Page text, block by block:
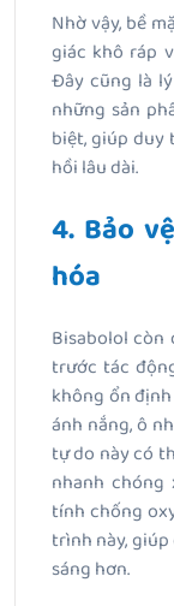
Nhờ vậy, bề
giác khô ráp
Đây cũng là
những sản
biệt, giúp
hồi lâu dài.
4. Bảo
hóa
Bisabolol còn
trước tác
không ổn
ánh nắng, ô
tự do này có
nhanh chóng
tính chống
trình này,
sáng hơn.